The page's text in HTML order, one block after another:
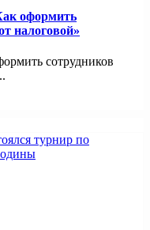
оформить
налоговой»
сотрудников